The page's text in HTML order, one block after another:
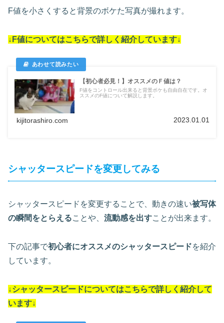
F値を小さくすると背景のボケた写真が撮れます。
↓F値についてはこちらで詳しく紹介しています↓
【初心者必見！】オススメのＦ値は？
F値をコントロール出来ると背景ボケも自由自在です。オ
ススメのF値について解説します。
kijitorashiro.com 2023.01.01
シャッタースピードを変更してみる
シャッタースピードを変更することで、動きの速い被写体
の瞬間をとらえることや、 流動感を出すことが出来ます。
下の記事で初心者にオススメのシャッタースピードを紹介
しています。
↓シャッタースピードについてはこちらで詳しく紹介して
います↓